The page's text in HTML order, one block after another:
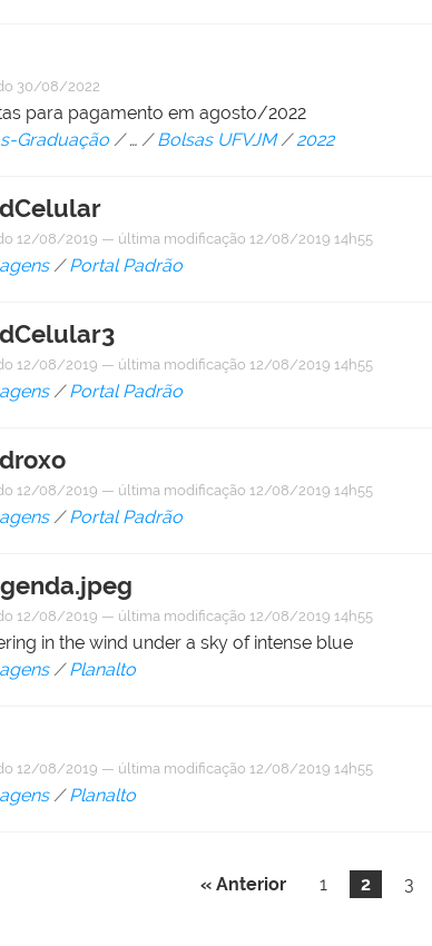
30/08/2022
para pagamento em agosto/2022
Graduação /… /Bolsas UFVJM /2022
12/08/2019 — última modificação 12/08/2019 14h55
/Portal Padrão
12/08/2019 — última modificação 12/08/2019 14h55
/Portal Padrão
12/08/2019 — última modificação 12/08/2019 14h55
/Portal Padrão
12/08/2019 — última modificação 12/08/2019 14h55
in the wind under a sky of intense blue
/Planalto
12/08/2019 — última modificação 12/08/2019 14h55
/Planalto
« Anterior 1 2 3